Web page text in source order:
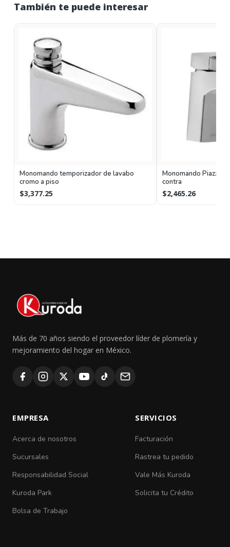
También te puede interesar
Monomando temporizador de lavabo
cromo a piso
$3,377.25
Monomando Piazza
contra
$2,465.26
Más de 70 años siendo el proveedor líder de plomería y
mejoramiento del hogar en México.
EMPRESA
Acerca de nosotros
Sucursales
Responsabilidad Social
Kuroda Park
Bolsa de Trabajo
SERVICIOS
Facturación
Rastrea tu pedido
Vale Más Kuroda
Solicita tu Crédito